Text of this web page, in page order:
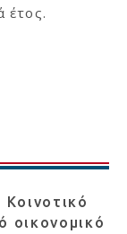
έτος.
οικονομικό